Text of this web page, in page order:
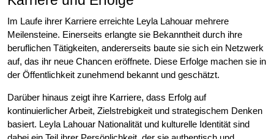
Im Laufe ihrer Karriere erreichte Leyla Lahouar mehrere
Meilensteine. Einerseits erlangte sie Bekanntheit durch ihre
beruflichen Tätigkeiten, andererseits baute sie sich ein Netzwerk
auf, das ihr neue Chancen eröffnete. Diese Erfolge machen sie in
der Öffentlichkeit zunehmend bekannt und geschätzt.
Darüber hinaus zeigt ihre Karriere, dass Erfolg auf
kontinuierlicher Arbeit, Zielstrebigkeit und strategischem Denken
basiert. Leyla Lahouar Nationalität und kulturelle Identität sind